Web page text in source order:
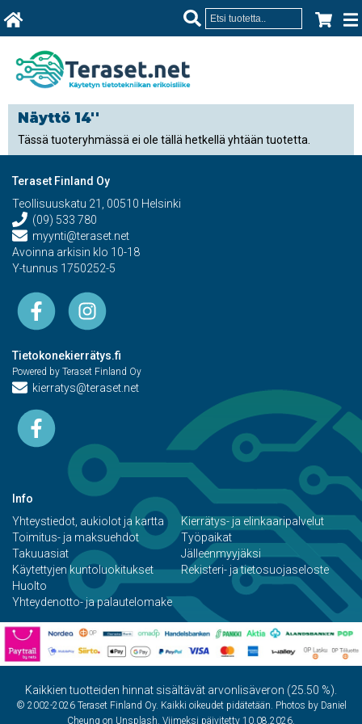
Näyttö 14''
Tässä tuoteryhmässä ei ole tällä hetkellä yhtään tuotetta.
Teraset Finland Oy
Teollisuuskatu 21, 00510 Helsinki
(09) 533 780
myynti@teraset.net
Avoinna arkisin klo 10-18
Y-tunnus 1750252-5
Tietokonekierrätys.fi
Powered by Teraset Finland Oy
kierratys@teraset.net
Info
Yhteystiedot, aukiolot ja kartta
Toimitus- ja maksuehdot
Takuuasiat
Käytettyjen kuntoluokitukset
Huolto
Yhteydenotto- ja palautelomake
Kierrätys- ja elinkaaripalvelut
Työpaikat
Jälleenmyyjäksi
Rekisteri- ja tietosuojaseloste
Kaikkien tuotteiden hinnat sisältävät arvonlisäveron (25.50 %).
© 2002-2026 Teraset Finland Oy. Kaikki oikeudet pidätetään. Photos by Daniel
Cheung on Unsplash. Viimeksi päivitetty 10.08.2026.